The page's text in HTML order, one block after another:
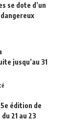
se dote d’un
jusqu’au 31
édition de
21 au 23